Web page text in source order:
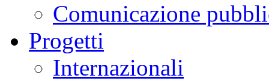
Comunicazione
Progetti
Internazionali